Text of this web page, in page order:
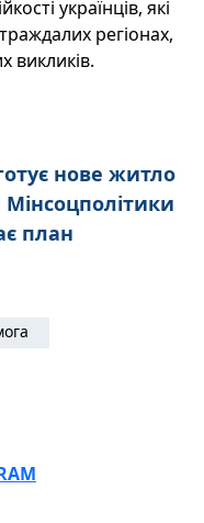
українців, які
регіонах,
викликів.
нове житло
план